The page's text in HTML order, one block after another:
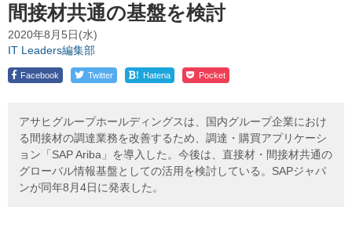
間接材共通の基盤を検討
2020年8月5日(水)
IT Leaders編集部
Facebook Twitter ! Hatena Pocket
アサヒグループホールディングスは、国内グループ企業におけ
る間接材の調達業務を改善するため、調達・購買アプリケーシ
ョン「SAP Ariba」を導入した。今後は、直接材・間接材共通の
グローバル情報基盤としての活用を検討している。SAPジャパ
ンが同年8月4日に発表した。